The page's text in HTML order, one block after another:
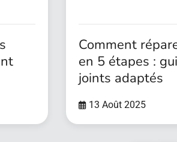
Comment
en 5 étapes :
joints adaptés
13 Août 2025